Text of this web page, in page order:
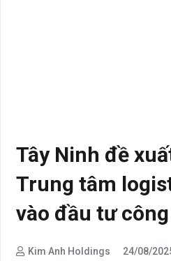
Tây Ninh đề
Trung tâm
vào đầu tư công
Kim Anh Holdings 24/08/